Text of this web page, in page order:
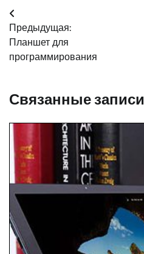
Навигация
по
записям
Предыдущая:
Планшет для
программирования
Связанные записи